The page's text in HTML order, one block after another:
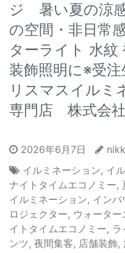
ジ 暑い夏の涼
の空間・非日常
ターライト 水紋
装飾照明に※受注
リスマスイルミ
専門店 株式会
2026年6月7日
イルミネーション, イ
ナイトタイムエコノミー,
イルミネーション, インバ
ロジェクター, ウォータ
イトタイムエコノミー, ラ
ンツ, 夜間集客, 店舗装飾,